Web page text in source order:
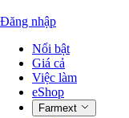
Đăng nhập
Nổi bật
Giá cả
Việc làm
eShop
Farmext